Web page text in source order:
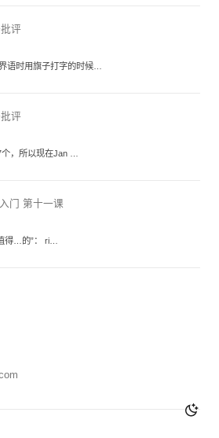
评
语时用旗子打字的时候…
评
，所以现在Jan …
门 第十一课
得…的”： ri…